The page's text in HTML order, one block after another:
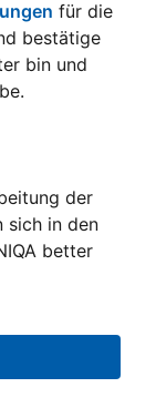
für die
bestätige
bin und
der
sich in den
better